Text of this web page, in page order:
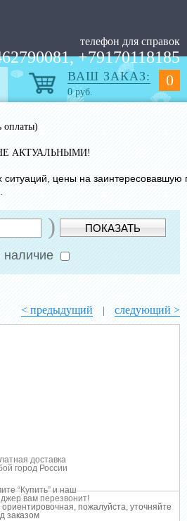
телефон для справок
+79170118185
0
ВАШ ЗАКАЗ:
0руб.
оплаты)
АКТУАЛЬНЫМИ!
цены на заинтересовавшую
) ПОКАЗАТЬ
наличие
< предыдущий | следующий >
доставка
город России
“Купить” и наш
вам перезвонит!
пожалуйста, уточняйте
заказом